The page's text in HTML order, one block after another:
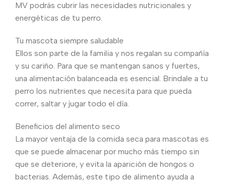
MV podrás cubrir las necesidades nutricionales y
energéticas de tu perro.
Tu mascota siempre saludable
Ellos son parte de la familia y nos regalan su compañía
y su cariño. Para que se mantengan sanos y fuertes,
una alimentación balanceada es esencial. Brindale a tu
perro los nutrientes que necesita para que pueda
correr, saltar y jugar todo el día.
Beneficios del alimento seco
La mayor ventaja de la comida seca para mascotas es
que se puede almacenar por mucho más tiempo sin
que se deteriore, y evita la aparición de hongos o
bacterias. Además, este tipo de alimento ayuda a